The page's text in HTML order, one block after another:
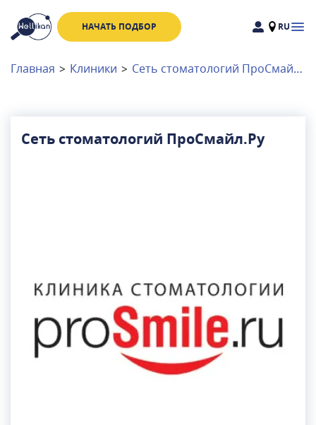
НАЧАТЬ ПОДБОР RU
Доктора
Клиники
Главная > Клиники > Сеть стоматологий ПроСмайл.Ру
Сеть стоматологий ПроСмайл.Ру